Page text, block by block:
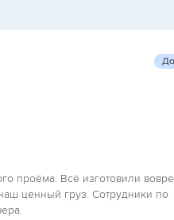
проёма. Всё изготовили
ценный груз. Сотрудники по